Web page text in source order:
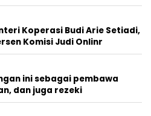
Koperasi Budi Arie Setiadi,
Komisi Judi Onlinr
ini sebagai pembawa
dan juga rezeki